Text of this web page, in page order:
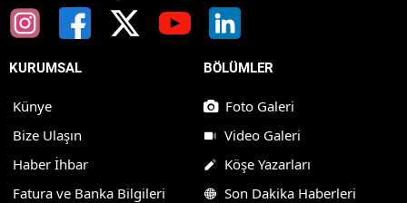
KURUMSAL
Künye
Bize Ulaşın
Haber İhbar
Fatura ve Banka Bilgileri
BÖLÜMLER
Foto Galeri
Video Galeri
Köşe Yazarları
Son Dakika Haberleri